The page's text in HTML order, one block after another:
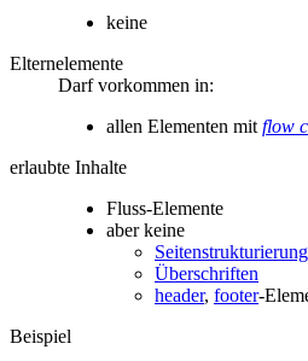
keine
Elternelemente
Darf vorkommen in:
allen Elementen mit flow
erlaubte Inhalte
Fluss-Elemente
aber keine
Überschriften
header, footer-
Beispiel